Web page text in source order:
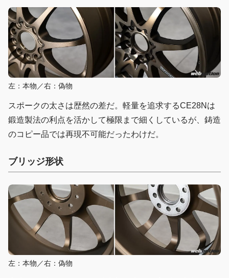
左：本物／右：偽物
スポークの太さは歴然の差だ。軽量を追求するCE28Nは
鍛造製法の利点を活かして極限まで細くしているが、鋳造
のコピー品では再現不可能だったわけだ。
ブリッジ形状
左：本物／右：偽物